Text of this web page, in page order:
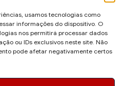
usamos tecnologias como
informações do dispositivo. O
nos permitirá processar dados
ou IDs exclusivos neste site. Não
pode afetar negativamente certos